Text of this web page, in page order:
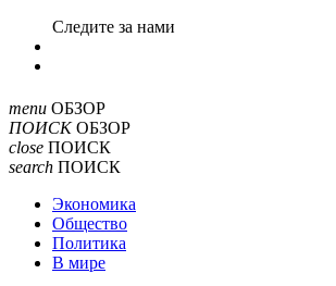
Cледите за нами
menu ОБЗОР
ПОИСК ОБЗОР
close ПОИСК
search ПОИСК
Экономика
Общество
Политика
В мире